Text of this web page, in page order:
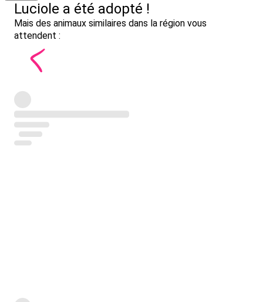
Luciole a été adopté !
Mais des animaux similaires dans la région vous
attendent :